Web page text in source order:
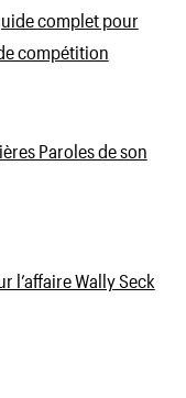
complet pour
compétition
Paroles de son
l’affaire Wally Seck